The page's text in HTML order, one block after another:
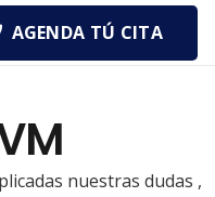
AGENDA TÚ CITA
nuestras dudas ,